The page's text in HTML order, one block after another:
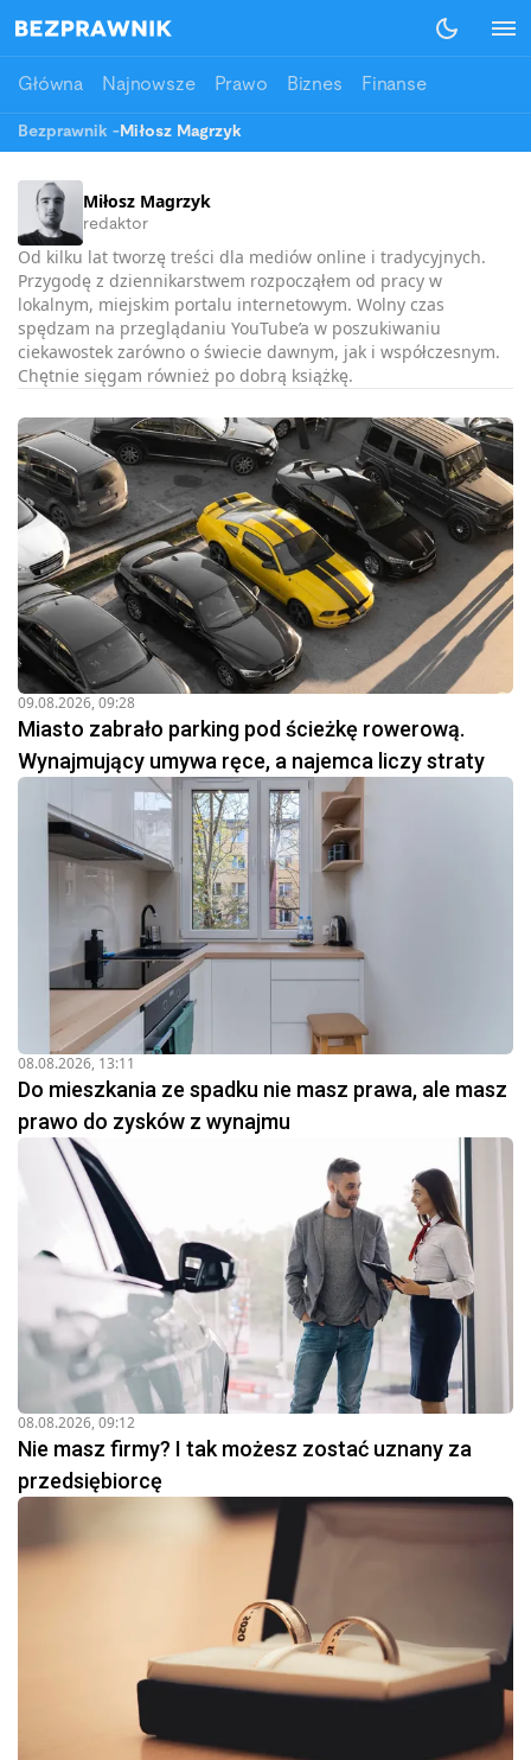
Główna Najnowsze Prawo Biznes Finanse
Bezprawnik - Miłosz Magrzyk
Miłosz Magrzyk
redaktor
Od kilku lat tworzę treści dla mediów online i tradycyjnych.
Przygodę z dziennikarstwem rozpocząłem od pracy w
lokalnym, miejskim portalu internetowym. Wolny czas
spędzam na przeglądaniu YouTube’a w poszukiwaniu
ciekawostek zarówno o świecie dawnym, jak i współczesnym.
Chętnie sięgam również po dobrą książkę.
09.08.2026, 09:28
Miasto zabrało parking pod ścieżkę rowerową.
Wynajmujący umywa ręce, a najemca liczy straty
08.08.2026, 13:11
Do mieszkania ze spadku nie masz prawa, ale masz
prawo do zysków z wynajmu
08.08.2026, 09:12
Nie masz firmy? I tak możesz zostać uznany za
przedsiębiorcę